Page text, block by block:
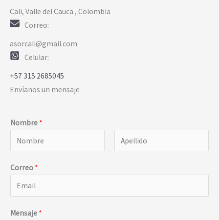
Cali, Valle del Cauca , Colombia
Correo:
asorcali@gmail.com
Celular:
+57 315 2685045
Envíanos un mensaje
Nombre *
o
e
Correo *
Mensaje *